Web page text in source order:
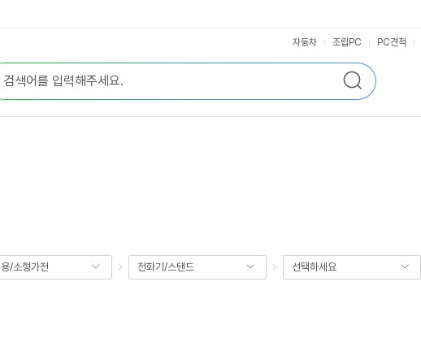
검
색
자동차 조립PC PC견적
/소형가전 전화기/스탠드 선택하세요